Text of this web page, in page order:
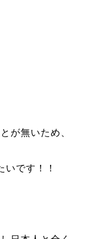
が無いため、
です！！